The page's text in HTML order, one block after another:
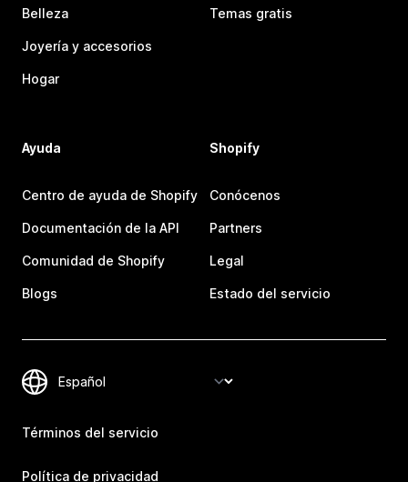
Belleza
Joyería y accesorios
Hogar
Temas gratis
Ayuda
Centro de ayuda de Shopify
Documentación de la API
Comunidad de Shopify
Blogs
Shopify
Conócenos
Partners
Legal
Estado del servicio
Términos del servicio
Política de privacidad